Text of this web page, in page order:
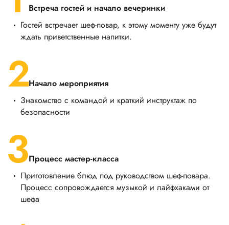
Встреча гостей и начало вечеринки
Гостей встречает шеф-повар, к этому моменту уже будут
ждать приветственные напитки.
Начало мероприятия
Знакомство с командой и краткий инструктаж по
безопасности
Процесс мастер-класса
Приготовление блюд под руководством шеф-повара.
Процесс сопровождается музыкой и лайфхаками от
шефа